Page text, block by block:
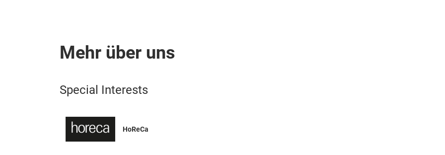
Mehr über uns
Special Interests
HoReCa